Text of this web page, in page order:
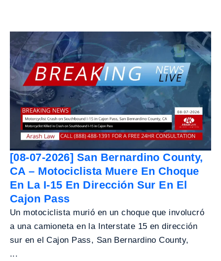
[08-07-2026] San Bernardino County,
CA – Motociclista Muere En Choque
En La I-15 En Dirección Sur En El
Cajon Pass
Un motociclista murió en un choque que involucró
a una camioneta en la Interstate 15 en dirección
sur en el Cajon Pass, San Bernardino County,
...